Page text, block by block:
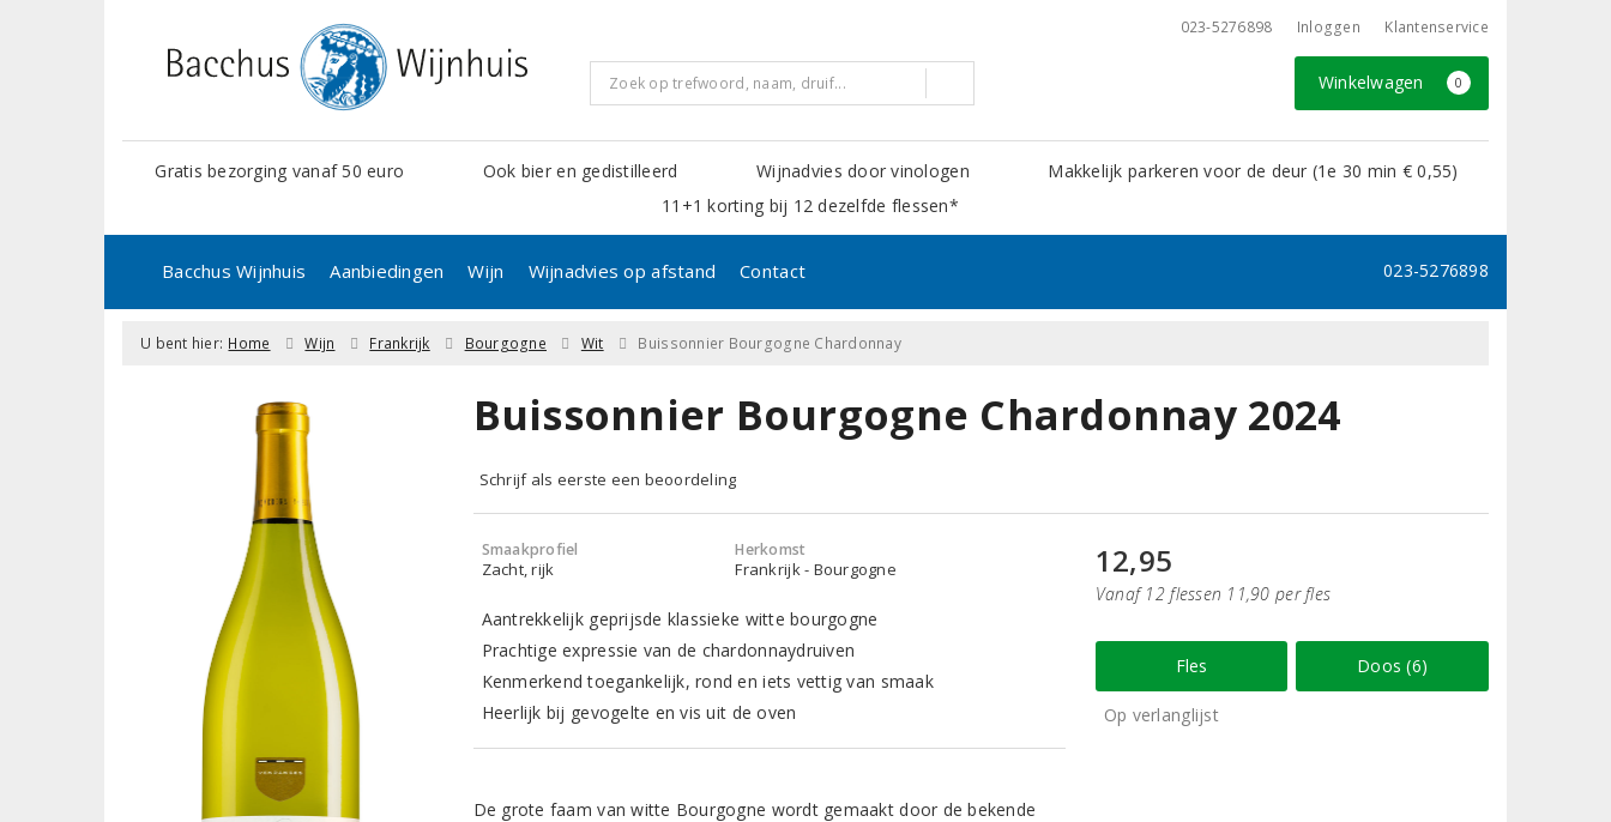
023-5276898 Inloggen Klantenservice
Winkelwagen 0
Gratis bezorging vanaf 50 euro Ook bier en gedistilleerd Wijnadvies door vinologen
Makkelijk parkeren voor de deur (1e 30 min € 0,55)
11+1 korting bij 12 dezelfde flessen*
Bacchus Wijnhuis Aanbiedingen Wijn Wijnadvies op afstand Contact 023-5276898
U bent hier: Home Wijn Frankrijk Bourgogne Wit Buissonnier Bourgogne Chardonnay
Buissonnier Bourgogne Chardonnay 2024
Schrijf als eerste een beoordeling
Smaakprofiel
Zacht, rijk
Herkomst
Frankrijk - Bourgogne
Aantrekkelijk geprijsde klassieke witte bourgogne
Prachtige expressie van de chardonnaydruiven
Kenmerkend toegankelijk, rond en iets vettig van smaak
Heerlijk bij gevogelte en vis uit de oven
De grote faam van witte Bourgogne wordt gemaakt door de bekende
12,95
Vanaf 12 flessen 11,90 per fles
Fles Doos (6)
Op verlanglijst